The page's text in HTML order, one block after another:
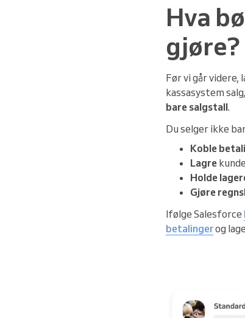
Hva
gjøre?
Før vi går videre,
kassasystem
bare salgstall.
Du selger ikke
Koble
Lagre
Holde
Gjøre
Ifølge Salesforce
betalingerog